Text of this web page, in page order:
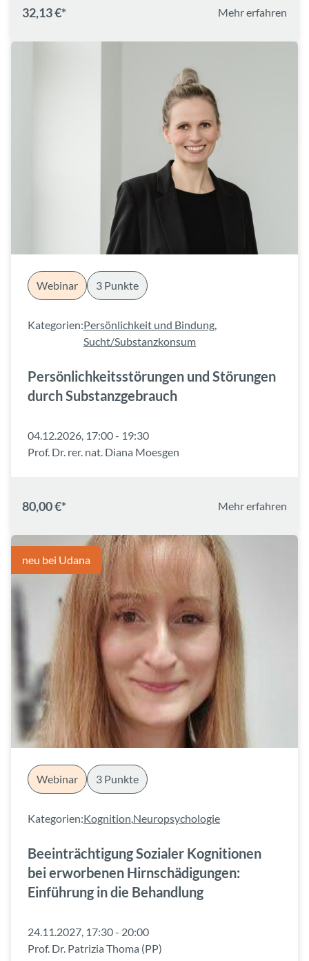
32,13 €* Mehr erfahren
Webinar 3 Punkte
Kategorien:Persönlichkeit und Bindung,
Sucht/Substanzkonsum
Persönlichkeitsstörungen und Störungen
durch Substanzgebrauch
04.12.2026, 17:00 - 19:30
Prof. Dr. rer. nat. Diana Moesgen
80,00 €* Mehr erfahren
neu bei Udana
Webinar 3 Punkte
Kategorien:Kognition,Neuropsychologie
Beeinträchtigung Sozialer Kognitionen
bei erworbenen Hirnschädigungen:
Einführung in die Behandlung
24.11.2027, 17:30 - 20:00
Prof. Dr. Patrizia Thoma (PP)